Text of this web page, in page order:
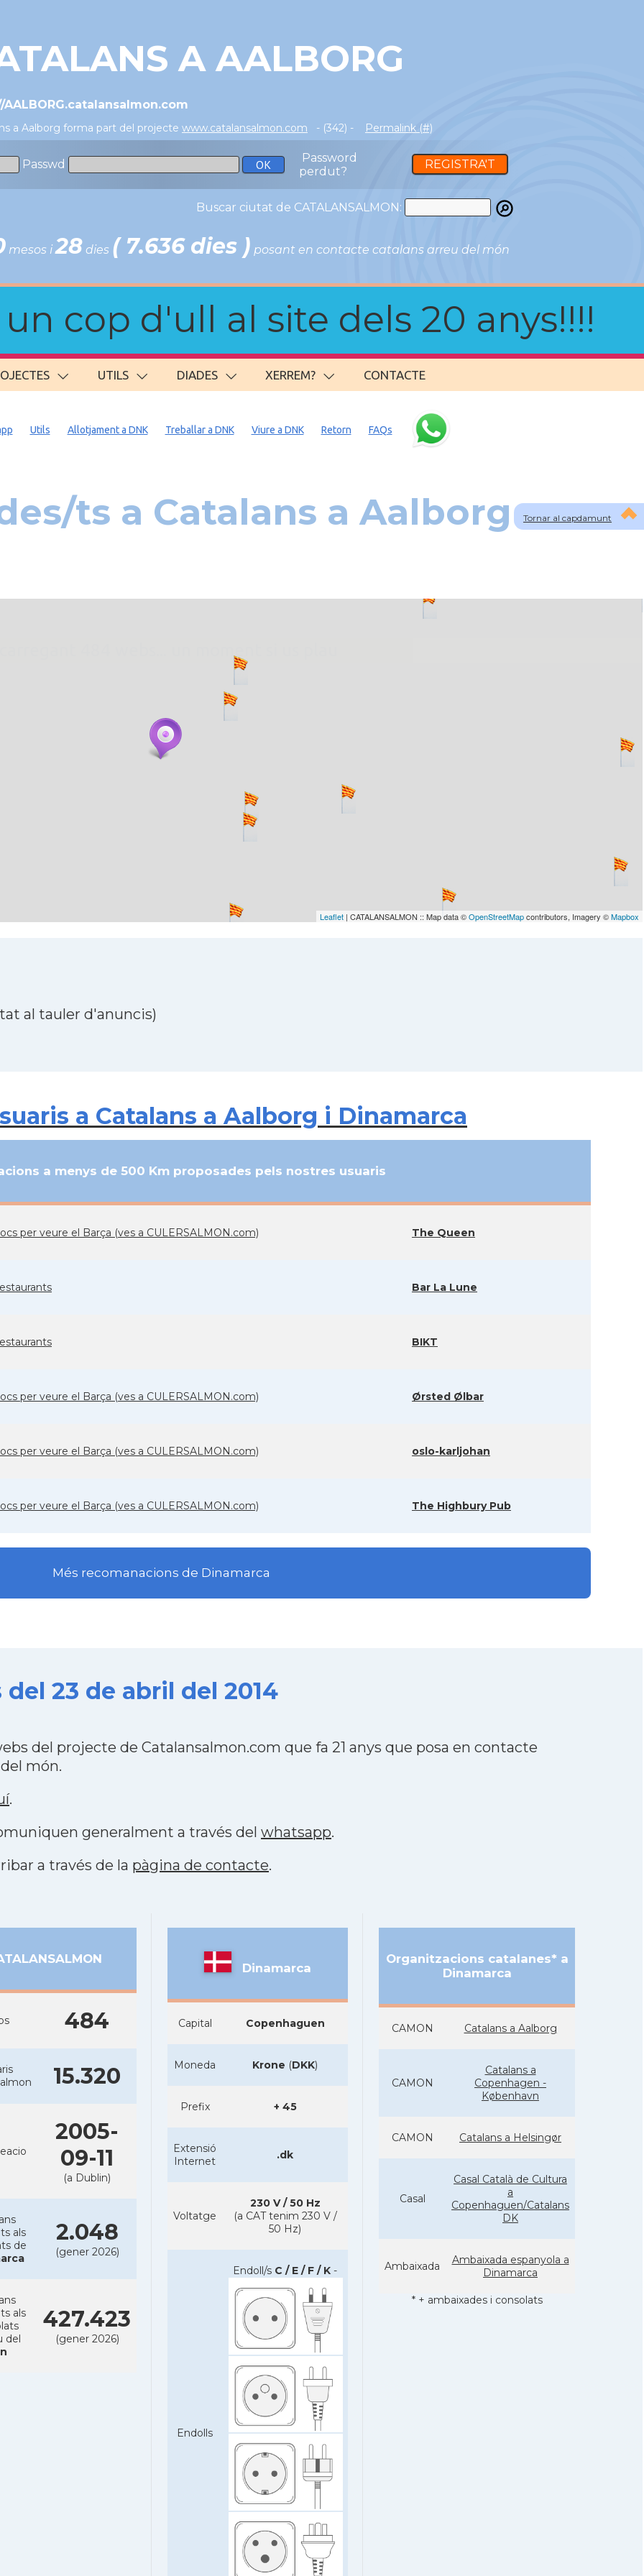
A AALBORG
a Aalborg forma part del projecte www.catalansalmon.com - (342) - Permalink (#)
Passwd
Password
perdut?
REGISTRA'T
Buscar ciutat de CATALANSALMON:
mesos i28 dies ( 7.636 dies ) posant en contacte catalans arreu del món
cop d'ull al site dels 20 anys!!!!
UTILS DIADES XERREM? CONTACTE
Tornar al capdamunt
Utils Allotjament a DNK Treballar a DNK Viure a DNK Retorn FAQs
ts a Catalans a Aalborg
Leaflet | CATALANSALMON :: Map data ©OpenStreetMapcontributors, Imagery ©Mapbox
al tauler d'anuncis)
a Catalans a Aalborg i Dinamarca
a menys de 500 Km proposades pels nostres usuaris
per veure el Barça (ves a CULERSALMON.com) The Queen
Bar La Lune
BIKT
per veure el Barça (ves a CULERSALMON.com) Ørsted Ølbar
per veure el Barça (ves a CULERSALMON.com) oslo-karljohan
per veure el Barça (ves a CULERSALMON.com) The Highbury Pub
Més recomanacions de Dinamarca
23 de abril del 2014
del projecte de Catalansalmon.com que fa 21 anys que posa en contacte
món.
.
generalment a través del whatsapp.
a través de la pàgina de contacte.
484
15.320
2005-
09-11
(a Dublin)
als
de
2.048
(gener 2026)
als
del
427.423
(gener 2026)
Dinamarca
Capital Copenhaguen
Moneda Krone (DKK)
Prefix + 45
Extensió
Internet
.dk
Voltatge
230 V / 50 Hz
(a CAT tenim 230 V /
50 Hz)
Endolls
Endoll/s C / E / F / K -
Organitzacions catalanes* a
Dinamarca
CAMON Catalans a Aalborg
CAMON
Catalans a
Copenhagen -
København
CAMON Catalans a Helsingør
Casal
Casal Català de Cultura
a
Copenhaguen/Catalans
DK
Ambaixada
Ambaixada espanyola a
Dinamarca
* + ambaixades i consolats